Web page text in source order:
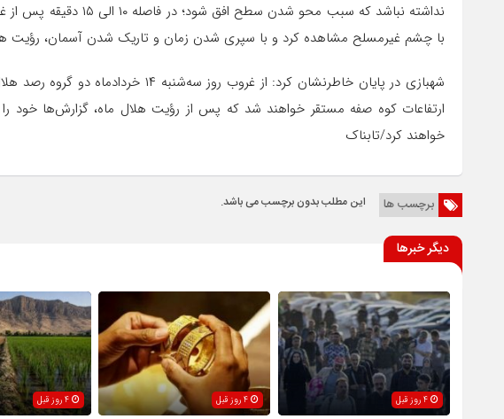
نداشته نباشد که سبب محو
با چشم غیرمسلح مشاهده کرد و با سپری شدن زمان و تاریک شدن آسمان، رؤیت
شهبازی در پایان خاطرنشان کرد: از غروب
ارتفاعات کوه صفه مستقر خواهند شد که پس از رؤیت هلال ماه، گزارش‌ها خود را
خواهند کرد/تابناک
برچسب ها این مطلب بدون برچسب می باشد.
دیگر خبرها
4 روز قبل 4 روز قبل 4 روز قبل